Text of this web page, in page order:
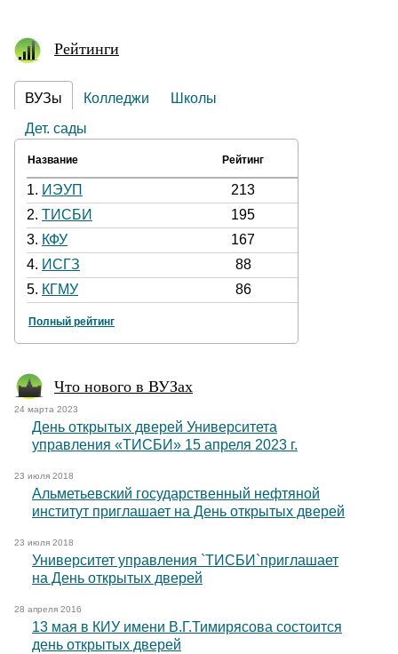
Рейтинги
ВУЗы Колледжи
Школы
Дет. сады
Название Рейтинг
1. ИЭУП
213
2. ТИСБИ
195
3. КФУ
167
4. ИСГЗ
88
5. КГМУ 86
Полный рейтинг
Что нового в ВУЗах
24 марта 2023
День открытых дверей Университета
управления «ТИСБИ» 15 апреля 2023 г.
23 июля 2018
Альметьевский государственный нефтяной
институт приглашает на День открытых дверей
23 июля 2018
Университет управления `ТИСБИ`приглашает
на День открытых дверей
28 апреля 2016
13 мая в КИУ имени В.Г.Тимирясова состоится
день открытых дверей